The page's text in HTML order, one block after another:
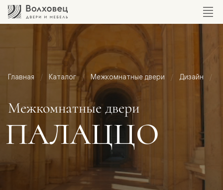
Главная Каталог Межкомнатные двери Дизайн
Межкомнатные двери
ПАЛАЦЦО